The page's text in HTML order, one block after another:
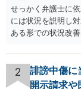
せっかく弁護士に
には状況を説明し
ある形での状況改
2
誹謗中傷に
開示請求や